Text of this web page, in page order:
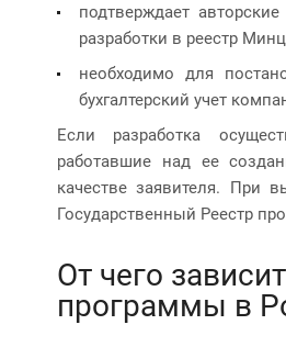
подтверждает
разработки в реестр
необходимо для
бухгалтерский учет
Если разработка
работавшие над ее
качестве заявителя. При
Государственный Реестр
От чего
программы в